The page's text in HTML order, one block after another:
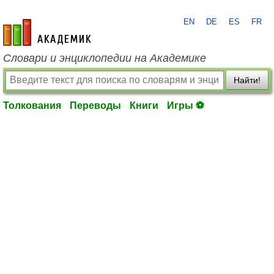
academic.ru
EN DE ES FR
Словари и энциклопедии на Академике
Найти!
Толкования Переводы Книги Игры ⚽